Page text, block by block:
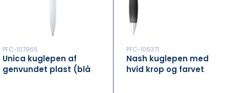
PFC-107965
Unica kuglepen af
genvundet plast (blå
PFC-106371
Nash kuglepen med
hvid krop og farvet